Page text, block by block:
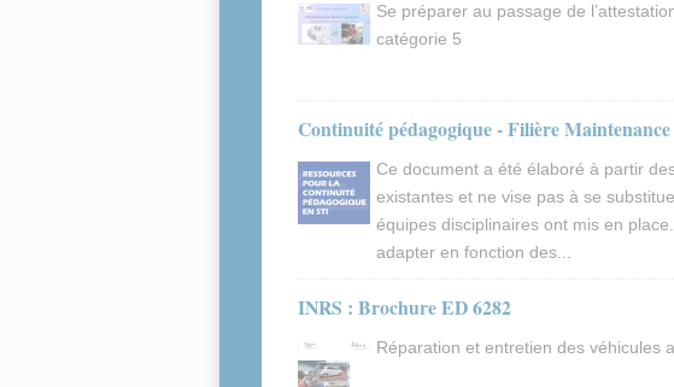
Se préparer au passage de
catégorie 5
Continuité pédagogique - Filière Maintenance
Ce document a été élaboré à partir
existantes et ne vise pas à se
équipes disciplinaires ont mis en
adapter en fonction des...
INRS : Brochure ED 6282
Réparation et entretien des véhicules